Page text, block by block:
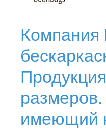
Компания
имеющий